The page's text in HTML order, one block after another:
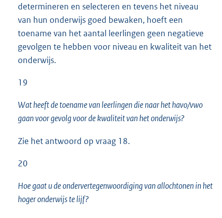
determineren en selecteren en tevens het niveau
van hun onderwijs goed bewaken, hoeft een
toename van het aantal leerlingen geen negatieve
gevolgen te hebben voor niveau en kwaliteit van het
onderwijs.
19
Wat heeft de toename van leerlingen die naar het havo/vwo
gaan voor gevolg voor de kwaliteit van het onderwijs?
Zie het antwoord op vraag 18.
20
Hoe gaat u de ondervertegenwoordiging van allochtonen in het
hoger onderwijs te lijf?